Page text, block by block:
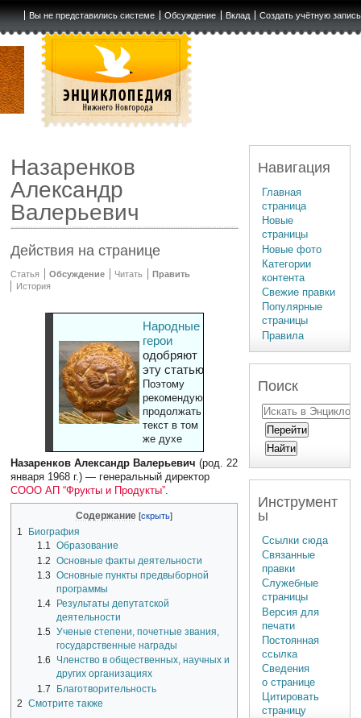
Вы не представились системе Обсуждение Вклад Создать учётную запись
Назаренков
Александр
Валерьевич
Действия на странице
Статья Обсуждение Читать
Править
История
Народные
герои
одобряют
эту статью
Поэтому
рекомендуют
продолжать
текст в том
же духе
Назаренков Александр Валерьевич (род. 22
января 1968 г.) — генеральный директор
СООО АП “Фрукты и Продукты”.
Содержание
1
Биография
1.1 Образование
1.2 Основные факты деятельности
1.3 Основные пункты предвыборной
программы
1.4
Результаты депутатской
деятельности
1.5 Ученые степени, почетные звания,
государственные награды
1.6
Членство в общественных, научных и
других организациях
1.7
Благотворительность
2
Смотрите также
Навигация
Главная
страница
Новые
страницы
Новые фото
Категории
контента
Свежие правки
Популярные
страницы
Правила
Поиск
Инструмент
ы
Ссылки сюда
Связанные
правки
Служебные
страницы
Версия для
печати
Постоянная
ссылка
Сведения
о странице
Цитировать
страницу